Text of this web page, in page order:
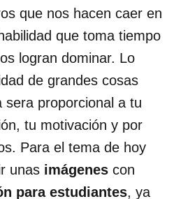
que nos hacen caer en
que toma tiempo
logran dominar. Lo
de grandes cosas
sera proporcional a tu
tu motivación y por
Para el tema de hoy
unas imágenes con
para estudiantes, ya